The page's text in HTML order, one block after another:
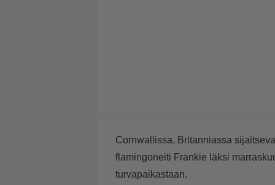
Cornwallissa, Britanniassa
flamingoneiti Frankie läksi
turvapaikastaan.